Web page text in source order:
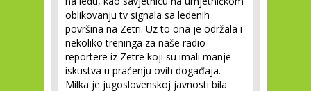
oblikovanju tv signala sa ledenih
površina na Zetri. Uz to ona je održala i
nekoliko treninga za naše radio
reportere iz Zetre koji su imali manje
iskustva u praćenju ovih događaja.
Milka je jugoslovenskoj javnosti bila